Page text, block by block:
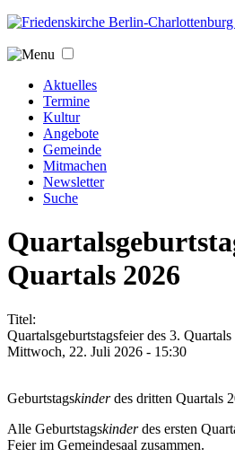
Jump to navigation
Aktuelles
Termine
Kultur
Angebote
Gemeinde
Mitmachen
Newsletter
Suche
Quartals 2026
Titel:
Quartalsgeburtstagsfeier des 3.
Mittwoch, 22. Juli 2026 - 15:30
Geburtstagskinderdes dritten Quartals
Alle Geburtstagskinderdes ersten
Feier im Gemeindesaal zusammen.